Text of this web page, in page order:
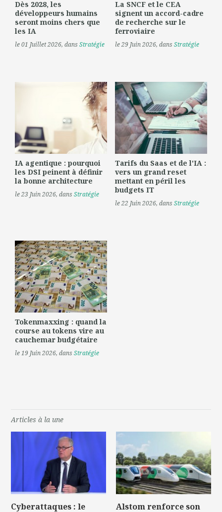
Dès 2028, les
développeurs humains
seront moins chers que
les IA
le 01 Juillet 2026, dansStratégie
La SNCF et le CEA
signent un accord-cadre
de recherche sur le
ferroviaire
le 29 Juin 2026, dansStratégie
IA agentique : pourquoi
les DSI peinent à définir
la bonne architecture
le 23 Juin 2026, dansStratégie
Tarifs du Saas et de l'IA :
vers un grand reset
mettant en péril les
budgets IT
le 22 Juin 2026, dansStratégie
Tokenmaxxing : quand la
course au tokens vire au
cauchemar budgétaire
le 19 Juin 2026, dansStratégie
Articles à la une
Cyberattaques : le
Alstom renforce son